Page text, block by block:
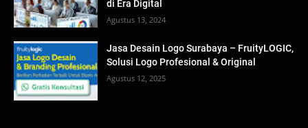
di Era Digital
Agustus 13, 2024
Jasa Desain Logo Surabaya – FruityLOGIC,
Solusi Logo Profesional & Original
Agustus 12, 2025